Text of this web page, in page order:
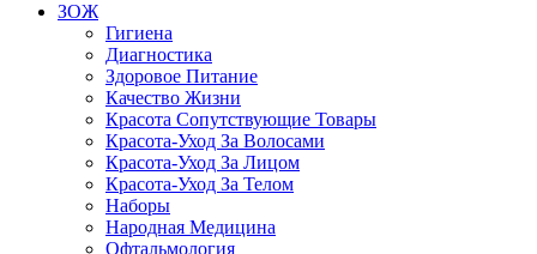
ЗОЖ
Гигиена
Диагностика
Здоровое Питание
Качество Жизни
Красота Сопутствующие Товары
Красота-Уход За Волосами
Красота-Уход За Лицом
Красота-Уход За Телом
Наборы
Народная Медицина
Офтальмология